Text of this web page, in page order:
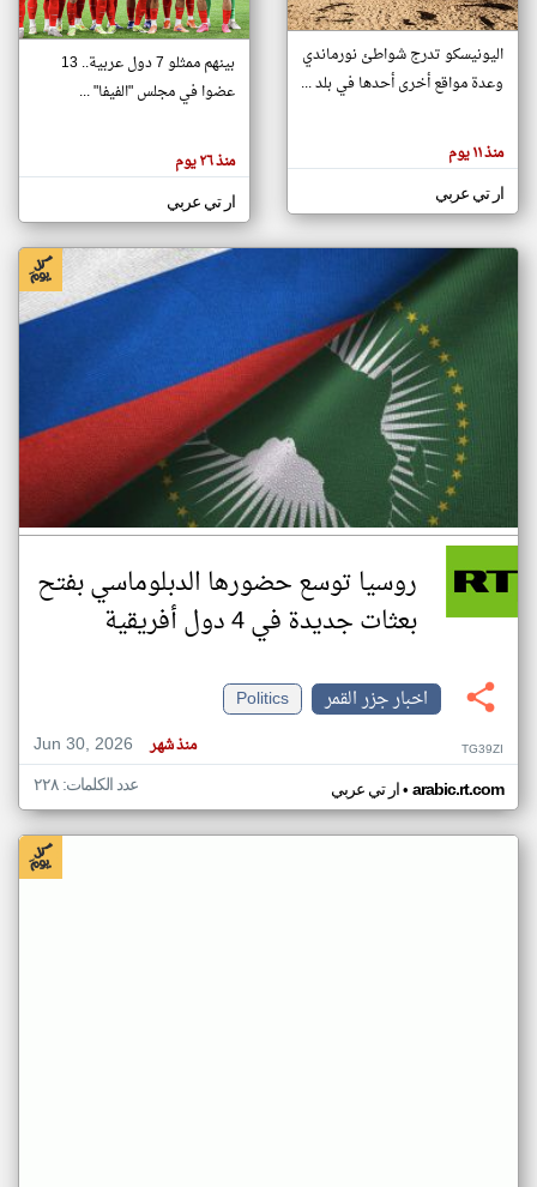
تغيير الدولة
اخبار جزر القمر على مدار الساعة
أهم اخبار جزر القمر العاجلة والمباشرة
هنا عن
وجهة
كاتبيها.
اليونيسكو تدرج شواطئ نورماندي
وعدة مواقع أخرى أحدها في بلد ...
منذ ١١ يوم
ار تي عربي
بينهم ممثلو 7 دول عربية.. 13
عضوا في مجلس "الفيفا" ...
منذ ٢٦ يوم
ار تي عربي
روسيا توسع حضورها الدبلوماسي بفتح
بعثات جديدة في 4 دول أفريقية
اخبار جزر القمر
Politics
Jun 30, 2026
منذ شهر TG39ZI
ار تي عربي• arabic.rt.com عدد الكلمات: ٢٢٨
klyoum.com